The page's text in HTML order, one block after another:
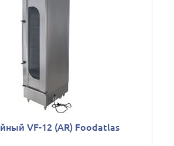
VF-12 (AR) Foodatlas